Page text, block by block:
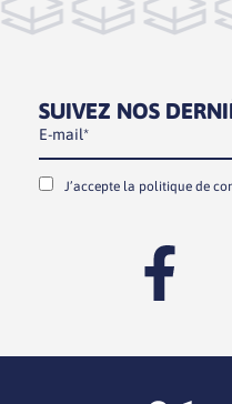
SUIVEZ NOS
J’accepte la politique de